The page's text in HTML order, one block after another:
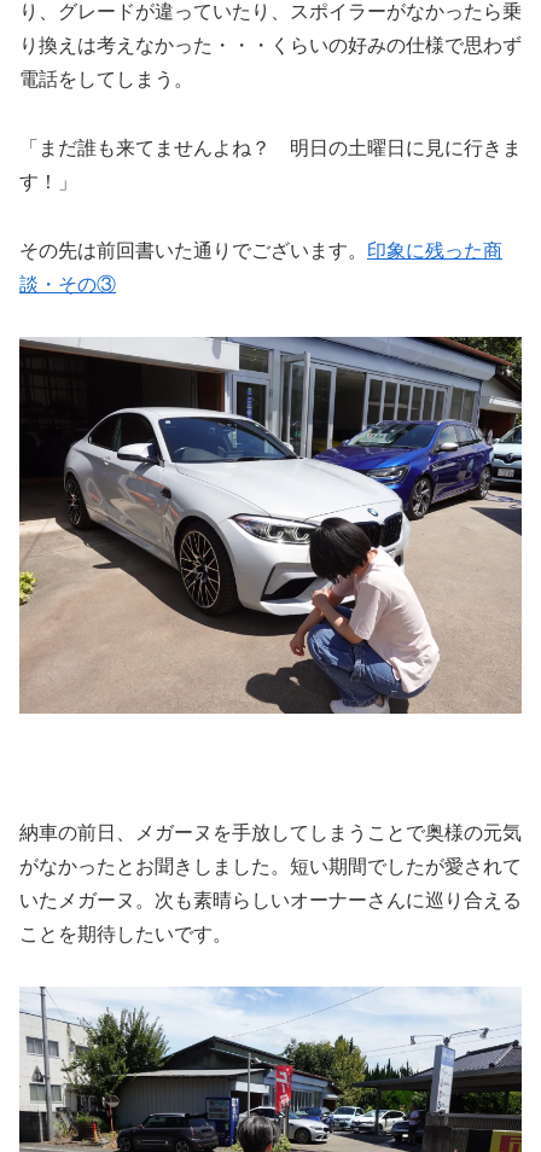
り、グレードが違っていたり、スポイラーがなかったら乗
り換えは考えなかった・・・くらいの好みの仕様で思わず
電話をしてしまう。
「まだ誰も来てませんよね？ 明日の土曜日に見に行きま
す！」
その先は前回書いた通りでございます。 印象に残った商
談・その③
納車の前日、メガーヌを手放してしまうことで奥様の元気
がなかったとお聞きしました。短い期間でしたが愛されて
いたメガーヌ。次も素晴らしいオーナーさんに巡り合える
ことを期待したいです。